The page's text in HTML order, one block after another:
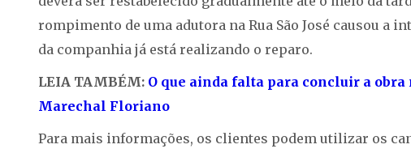
rompimento de uma adutora na Rua São José causou a
da companhia já está realizando o reparo.
LEIA TAMBÉM: O que ainda falta para concluir a
Marechal Floriano
Para mais informações, os clientes podem utilizar os